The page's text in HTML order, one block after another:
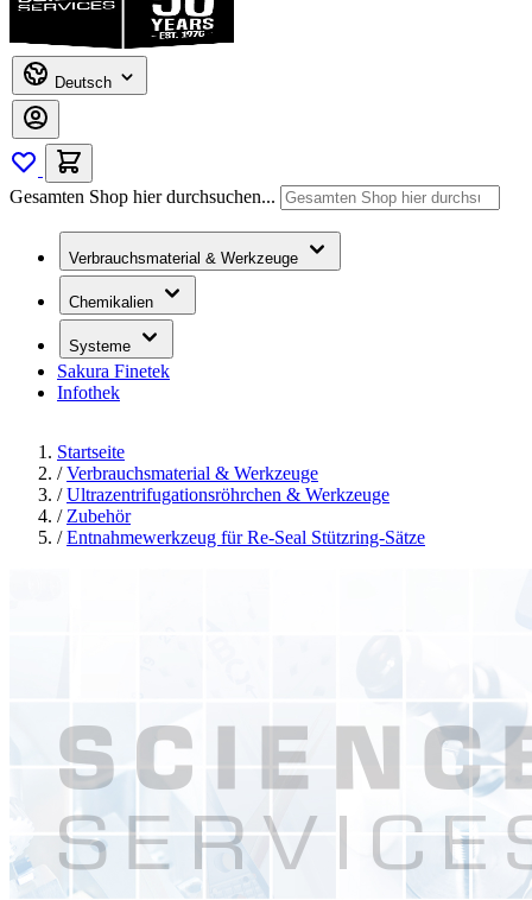
Deutsch
Gesamten Shop hier durchsuchen...
Verbrauchsmaterial & Werkzeuge
Chemikalien
Systeme
Sakura Finetek
Infothek
Startseite
/ Verbrauchsmaterial & Werkzeuge
/ Ultrazentrifugationsröhrchen & Werkzeuge
/ Zubehör
/ Entnahmewerkzeug für Re-Seal Stützring-Sätze